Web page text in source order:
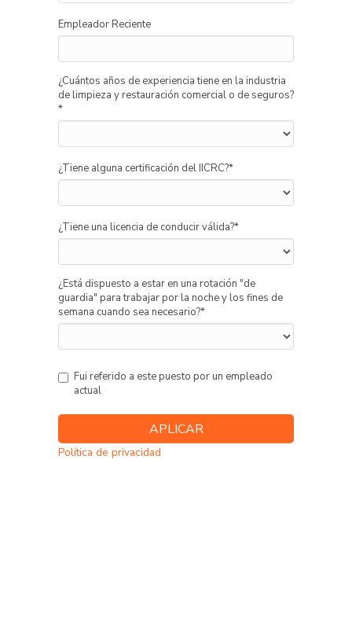
Empleador Reciente
¿Cuántos años de experiencia tiene en la industria
de limpieza y restauración comercial o de seguros?
*
¿Tiene alguna certificación del IICRC?*
¿Tiene una licencia de conducir válida?*
¿Está dispuesto a estar en una rotación "de
guardia" para trabajar por la noche y los fines de
semana cuando sea necesario?*
Fui referido a este puesto por un empleado
actual
Política de privacidad